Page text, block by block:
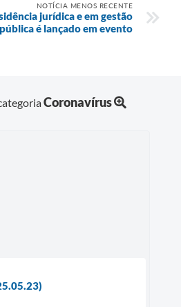
NOTÍCIA MENOS RECENTE
jurídica e em gestão
pública é lançado em evento
Coronavírus